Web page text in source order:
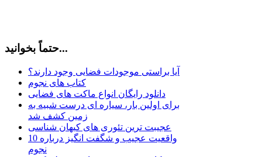
حتماً بخوانید...
آیا براستی موجودات فضایی وجود دارند؟
کتاب های نجوم
دانلود رایگان انواع ماکت های فضایی
برای اولین بار، سیاره ای درست شبیه به
زمین کشف شد
عجیبت ترین تئوری های کیهان شناسی
10 واقعیت عجیب و شگفت انگیز درباره
نجوم